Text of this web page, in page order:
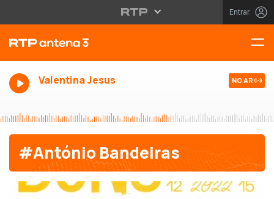
Entrar
Valentina Jesus NO AR
#António Bandeiras